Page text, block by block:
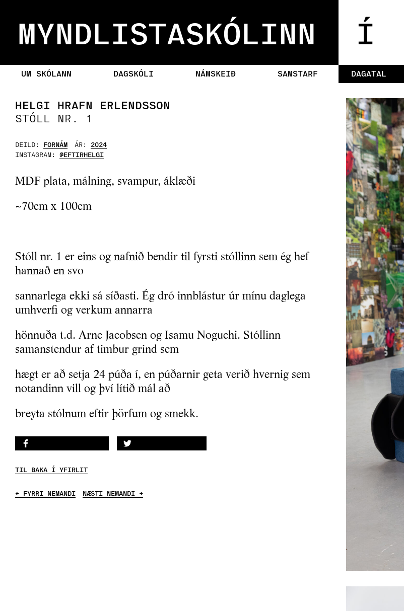
MYNDLISTASKÓLINN Í
UM SKÓLANN DAGSKÓLI NÁMSKEIÐ SAMSTARF DAGATAL
HELGI HRAFN ERLENDSSON
STÓLL NR. 1
DEILD: FORNÁM ÁR: 2024
INSTAGRAM: @EFTIRHELGI
MDF plata, málning, svampur, áklæði
~70cm x 100cm
Stóll nr. 1 er eins og nafnið bendir til fyrsti stóllinn sem ég hef
hannað en svo
sannarlega ekki sá síðasti. Ég dró innblástur úr mínu daglega
umhverfi og verkum annarra
hönnuða t.d. Arne Jacobsen og Isamu Noguchi. Stóllinn
samanstendur af timbur grind sem
hægt er að setja 24 púða í, en púðarnir geta verið hvernig sem
notandinn vill og því lítið mál að
breyta stólnum eftir þörfum og smekk.
TIL BAKA Í YFIRLIT
← FYRRI NEMANDI NÆSTI NEMANDI →